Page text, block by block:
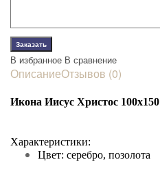
В избранное В сравнение
ОписаниеОтзывов (0)
Икона Иисус Христос 100x150
Характеристики:
Цвет: серебро, позолота